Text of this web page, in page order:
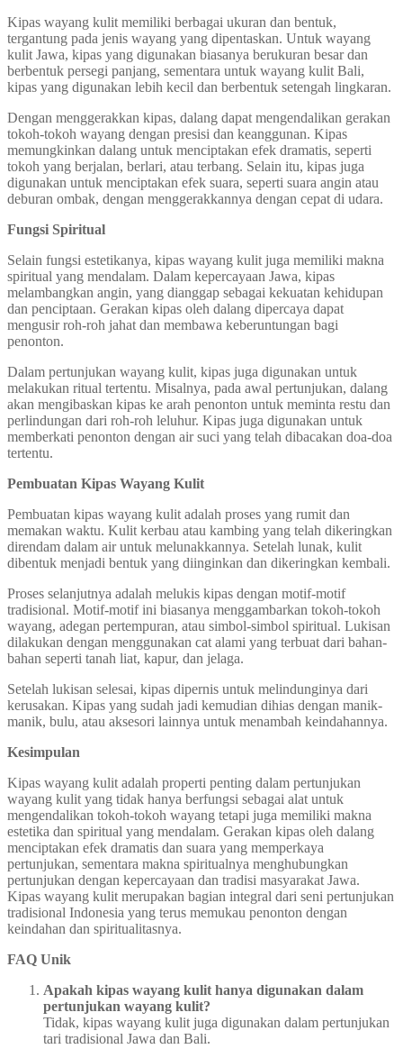
Kipas wayang kulit memiliki berbagai ukuran dan bentuk,
tergantung pada jenis wayang yang dipentaskan. Untuk wayang
kulit Jawa, kipas yang digunakan biasanya berukuran besar dan
berbentuk persegi panjang, sementara untuk wayang kulit Bali,
kipas yang digunakan lebih kecil dan berbentuk setengah lingkaran.
Dengan menggerakkan kipas, dalang dapat mengendalikan gerakan
tokoh-tokoh wayang dengan presisi dan keanggunan. Kipas
memungkinkan dalang untuk menciptakan efek dramatis, seperti
tokoh yang berjalan, berlari, atau terbang. Selain itu, kipas juga
digunakan untuk menciptakan efek suara, seperti suara angin atau
deburan ombak, dengan menggerakkannya dengan cepat di udara.
Fungsi Spiritual
Selain fungsi estetikanya, kipas wayang kulit juga memiliki makna
spiritual yang mendalam. Dalam kepercayaan Jawa, kipas
melambangkan angin, yang dianggap sebagai kekuatan kehidupan
dan penciptaan. Gerakan kipas oleh dalang dipercaya dapat
mengusir roh-roh jahat dan membawa keberuntungan bagi
penonton.
Dalam pertunjukan wayang kulit, kipas juga digunakan untuk
melakukan ritual tertentu. Misalnya, pada awal pertunjukan, dalang
akan mengibaskan kipas ke arah penonton untuk meminta restu dan
perlindungan dari roh-roh leluhur. Kipas juga digunakan untuk
memberkati penonton dengan air suci yang telah dibacakan doa-doa
tertentu.
Pembuatan Kipas Wayang Kulit
Pembuatan kipas wayang kulit adalah proses yang rumit dan
memakan waktu. Kulit kerbau atau kambing yang telah dikeringkan
direndam dalam air untuk melunakkannya. Setelah lunak, kulit
dibentuk menjadi bentuk yang diinginkan dan dikeringkan kembali.
Proses selanjutnya adalah melukis kipas dengan motif-motif
tradisional. Motif-motif ini biasanya menggambarkan tokoh-tokoh
wayang, adegan pertempuran, atau simbol-simbol spiritual. Lukisan
dilakukan dengan menggunakan cat alami yang terbuat dari bahan-
bahan seperti tanah liat, kapur, dan jelaga.
Setelah lukisan selesai, kipas dipernis untuk melindunginya dari
kerusakan. Kipas yang sudah jadi kemudian dihias dengan manik-
manik, bulu, atau aksesori lainnya untuk menambah keindahannya.
Kesimpulan
Kipas wayang kulit adalah properti penting dalam pertunjukan
wayang kulit yang tidak hanya berfungsi sebagai alat untuk
mengendalikan tokoh-tokoh wayang tetapi juga memiliki makna
estetika dan spiritual yang mendalam. Gerakan kipas oleh dalang
menciptakan efek dramatis dan suara yang memperkaya
pertunjukan, sementara makna spiritualnya menghubungkan
pertunjukan dengan kepercayaan dan tradisi masyarakat Jawa.
Kipas wayang kulit merupakan bagian integral dari seni pertunjukan
tradisional Indonesia yang terus memukau penonton dengan
keindahan dan spiritualitasnya.
FAQ Unik
Apakah kipas wayang kulit hanya digunakan dalam
pertunjukan wayang kulit?
Tidak, kipas wayang kulit juga digunakan dalam pertunjukan
tari tradisional Jawa dan Bali.